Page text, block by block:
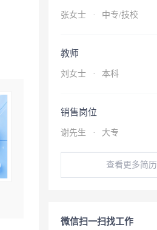
张女士 · 中专/技校
教师
刘女士 · 本科
销售岗位
谢先生 · 大专
查看更多简历
微信扫一扫找工作